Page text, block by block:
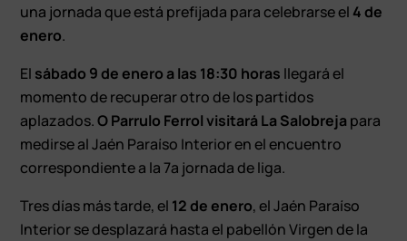
una jornada que está prefijada para celebrarse el 4 de
enero.
El sábado 9 de enero a las 18:30 horas llegará el
momento de recuperar otro de los partidos
aplazados.O Parrulo Ferrol visitará La Salobreja para
medirse al Jaén Paraíso Interior en el encuentro
correspondiente a la 7ª jornada de liga.
Tres días más tarde, el 12 de enero, el Jaén Paraíso
Interior se desplazará hasta el pabellón Virgen de la